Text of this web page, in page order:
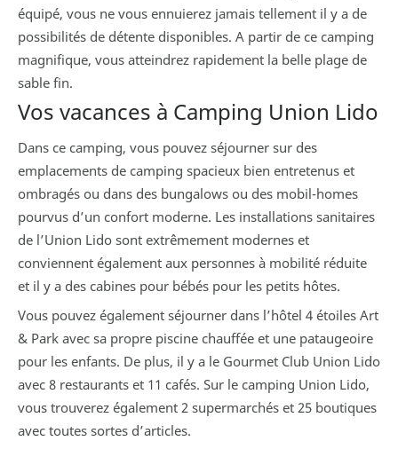
équipé, vous ne vous ennuierez jamais tellement il y a de
possibilités de détente disponibles. A partir de ce camping
magnifique, vous atteindrez rapidement la belle plage de
sable fin.
Vos vacances à Camping Union Lido
Dans ce camping, vous pouvez séjourner sur des
emplacements de camping spacieux bien entretenus et
ombragés ou dans des bungalows ou des mobil-homes
pourvus d’un confort moderne. Les installations sanitaires
de l’Union Lido sont extrêmement modernes et
conviennent également aux personnes à mobilité réduite
et il y a des cabines pour bébés pour les petits hôtes.
Vous pouvez également séjourner dans l’hôtel 4 étoiles Art
& Park avec sa propre piscine chauffée et une pataugeoire
pour les enfants. De plus, il y a le Gourmet Club Union Lido
avec 8 restaurants et 11 cafés. Sur le camping Union Lido,
vous trouverez également 2 supermarchés et 25 boutiques
avec toutes sortes d’articles.